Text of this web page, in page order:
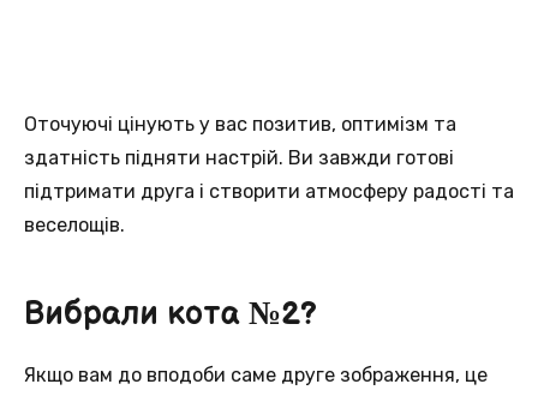
Оточуючі цінують у вас позитив, оптимізм та
здатність підняти настрій. Ви завжди готові
підтримати друга і створити атмосферу радості та
веселощів.
Вибрали кота №2?
Якщо вам до вподоби саме друге зображення, це